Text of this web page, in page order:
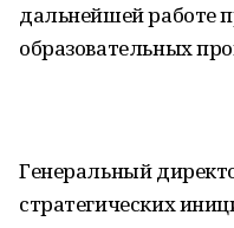
дальнейшей работе
образовательных
Генеральный
стратегических